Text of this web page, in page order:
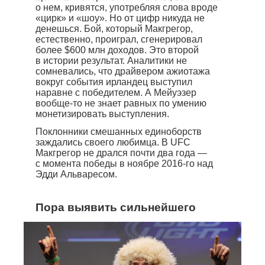
стать рекордным для поединков UFC.
Крупнейший на данный момент гонорар, который
Макгрегор получил за бой в UFC,— $3,59 млн
за поединок с Эдди Альваресом в 2016 году.
Слабая сторона ирландца — борьба. Единственное
поражение в UFC Макгрегор потерпел именно
в партере, попавшись на удушающий прием Нейта
Диаса.
о нем, кривятся, употребляя слова вроде
«цирк» и «шоу». Но от цифр никуда не
денешься. Бой, который Макгрегор,
естественно, проиграл, сгенерировал
более $600 млн доходов. Это второй
в истории результат. Аналитики не
сомневались, что драйвером ажиотажа
вокруг события ирландец выступил
наравне с победителем. А Мейуэзер
вообще-то не знает равных по умению
монетизировать выступления.
Поклонники смешанных единоборств
заждались своего любимца. В UFC
Макгрегор не дрался почти два года —
с момента победы в ноябре 2016-го над
Эдди Альваресом.
Пора выявить сильнейшего